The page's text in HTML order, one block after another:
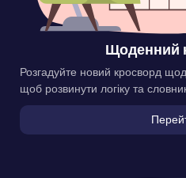
Щоденний
Розгадуйте новий кросворд
щоб розвинути логіку та